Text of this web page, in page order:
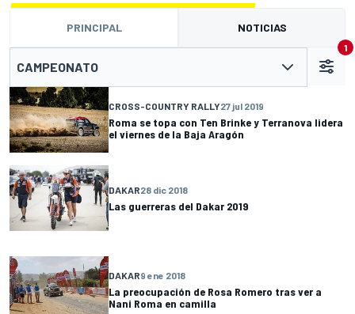
PRINCIPAL NOTICIAS
CAMPEONATO
1
CROSS-COUNTRY RALLY27 jul 2019
Roma se topa con Ten Brinke y Terranova lidera
el viernes de la Baja Aragón
DAKAR28 dic 2018
Las guerreras del Dakar 2019
DAKAR9 ene 2018
La preocupación de Rosa Romero tras ver a
Nani Roma en camilla